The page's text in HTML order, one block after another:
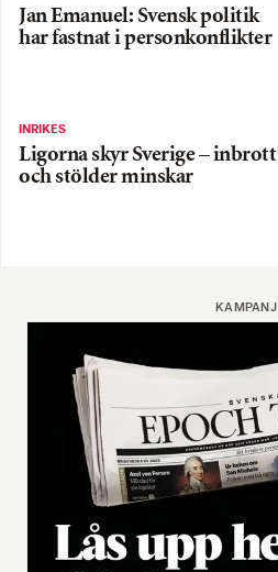
Jan Emanuel: Svensk politik
har fastnat i personkonflikter
INRIKES
Ligorna skyr Sverige – inbrott
och stölder minskar
KAMPANJ